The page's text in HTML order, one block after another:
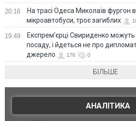
20:16
На трасі Одеса Миколаїв фургон
мікроавтобуси, троє загиблих
19:49
Експрем'єрці Свириденко
посаду, і йдеться не про
джерело
176 0
БІЛЬШЕ
АНАЛІТИКА